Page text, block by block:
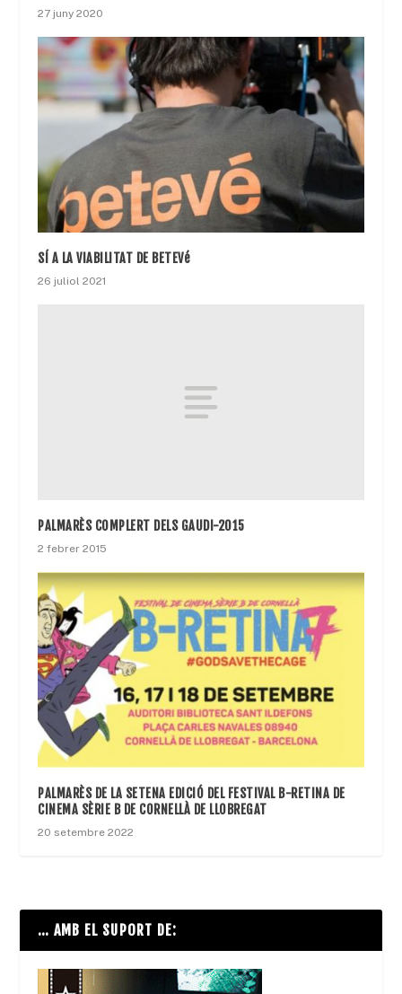
27 juny 2020
SÍ A LA VIABILITAT DE BETEVé
26 juliol 2021
PALMARÈS COMPLERT DELS GAUDI-2015
2 febrer 2015
PALMARÈS DE LA SETENA EDICIÓ DEL FESTIVAL B-RETINA DE
CINEMA SÈRIE B DE CORNELLÀ DE LLOBREGAT
20 setembre 2022
… AMB EL SUPORT DE: